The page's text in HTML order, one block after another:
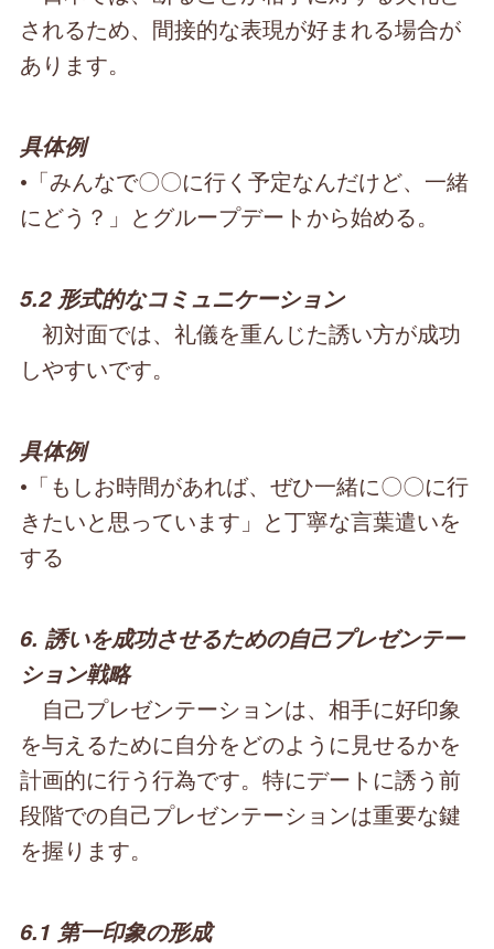
されるため、間接的な表現が好まれる場合が
あります。
具体例
•「みんなで〇〇に行く予定なんだけど、一緒
にどう？」とグループデートから始める。
5.2 形式的なコミュニケーション
初対面では、礼儀を重んじた誘い方が成功
しやすいです。
具体例
•「もしお時間があれば、ぜひ一緒に〇〇に行
きたいと思っています」と丁寧な言葉遣いを
する
6. 誘いを成功させるための自己プレゼンテー
ション戦略
自己プレゼンテーションは、相手に好印象
を与えるために自分をどのように見せるかを
計画的に行う行為です。特にデートに誘う前
段階での自己プレゼンテーションは重要な鍵
を握ります。
6.1 第一印象の形成